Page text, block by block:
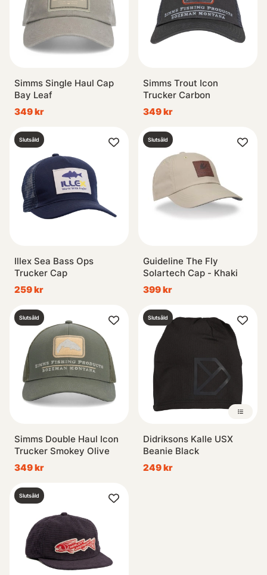
Simms Single Haul Cap
Bay Leaf
349 kr
Simms Trout Icon
Trucker Carbon
349 kr
Slutsåld
Illex Sea Bass Ops
Trucker Cap
259 kr
Slutsåld
Guideline The Fly
Solartech Cap - Khaki
399 kr
Slutsåld
Simms Double Haul Icon
Trucker Smokey Olive
349 kr
Slutsåld
Didriksons Kalle USX
Beanie Black
249 kr
Slutsåld